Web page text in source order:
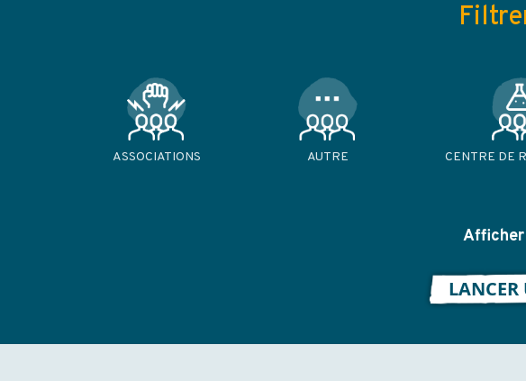
ASSOCIATIONS AUTRE CENTRE DE
LANCER